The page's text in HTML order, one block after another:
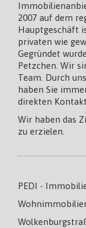
2007 auf dem
Hauptgeschäft
privaten wie
Gegründet
Petzchen. Wir
Team. Durch
haben Sie
direkten
Wir haben das
zu erzielen.
PEDI -